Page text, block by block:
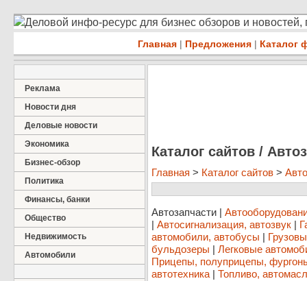
Деловой инфо-ресурс для бизнес обзоров и
Главная | Предложения | Каталог
Реклама
Новости дня
Деловые новости
Экономика
Бизнес-обзор
Политика
Финансы, банки
Общество
Недвижимость
Автомобили
Каталог сайтов /
Главная > Каталог сайтов >
Автозапчасти |
| Автосигнализация, автозвук |
автомобили, автобусы |
бульдозеры | Легковые
Прицепы, полуприцепы,
автотехника | Топливо,